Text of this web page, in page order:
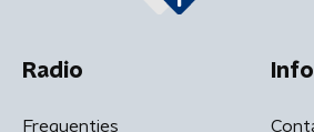
Radio
Frequenties
Info